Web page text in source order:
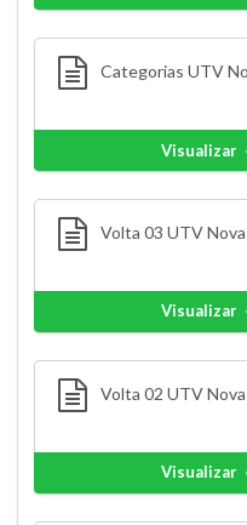
Categorias UTV
Visualizar
Volta 03 UTV
Visualizar
Volta 02 UTV
Visualizar